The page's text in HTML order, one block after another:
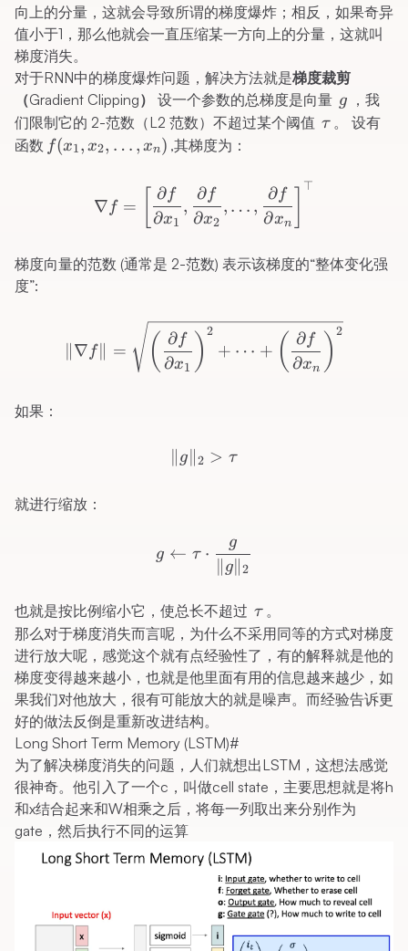
向上的分量，这就会导致所谓的梯度爆炸；相反，如果奇异
值小于1，那么他就会一直压缩某一方向上的分量，这就叫
梯度消失。
对于RNN中的梯度爆炸问题，解决方法就是梯度裁剪
（Gradient Clipping）
设一个参数的总梯度是向量 g
g
，我
们限制它的 2-范数（L2 范数）不超过某个阈值 \tau
τ 。 设有
函数 f(x_1,x_2,\ldots,x_n)
f(x1, x2, … , xn) ,其梯度为：
\nabla
∇ f =
∂x1
∂ f
,
∂x2
∂ f
, … ,
∂xn
∂f
⊤
梯度向量的范数 (通常是 2-范数) 表示该梯度的“整体变化强
度”:
\|\nabla
∥∇ f = ( ∂x1
∂ f ) 2
+ ⋯ + ( ∂xn
∂ f ) 2
如果：
\| g \|_2 > \tau
g 2 > τ
就进行缩放：
g \leftarrow \tau \cdot
g ← τ ⋅
∥ g∥2
g
也就是按比例缩小它，使总长不超过 \tau
τ 。
那么对于梯度消失而言呢，为什么不采用同等的方式对梯度
进行放大呢，感觉这个就有点经验性了，有的解释就是他的
梯度变得越来越小，也就是他里面有用的信息越来越少，如
果我们对他放大，很有可能放大的就是噪声。而经验告诉更
好的做法反倒是重新改进结构。
Long Short Term Memory (LSTM)#
为了解决梯度消失的问题，人们就想出LSTM，这想法感觉
很神奇。他引入了一个c，叫做cell state，主要思想就是将h
和x结合起来和W相乘之后，将每一列取出来分别作为
gate，然后执行不同的运算